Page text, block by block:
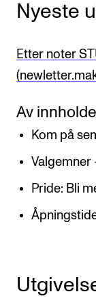
PRAKTISK
Rom, bygg,
STUDENTLIV
Utveksling og
Nyeste
Etter noter
Av
Kom på
Valgemner
Pride: Bli